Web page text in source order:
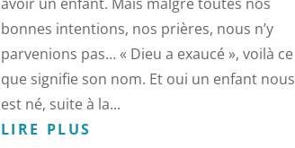
bonnes intentions, nos prières, nous n’y
parvenions pas… « Dieu a exaucé », voilà ce
que signifie son nom. Et oui un enfant nous
est né, suite à la...
LIRE PLUS